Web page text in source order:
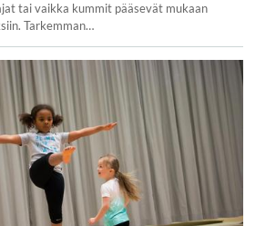
tai vaikka kummit pääsevät mukaan
Tarkemman…